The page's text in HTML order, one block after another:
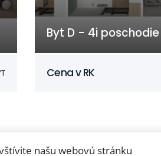
Byt D - 4i poschodie
Cena v RK
našu webovú stránku